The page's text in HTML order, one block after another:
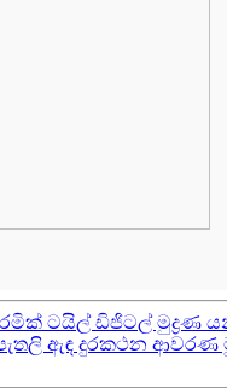
ටයිල් ඩිජිටල් මුද්‍රණ
පැතලි ඇඳ දුරකථන ආවරණ